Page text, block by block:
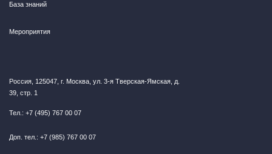
База знаний
Мероприятия
Россия, 125047, г. Москва, ул. 3-я Тверская-Ямская, д.
39, стр. 1
Тел.: +7 (495) 767 00 07
Доп. тел.: +7 (985) 767 00 07